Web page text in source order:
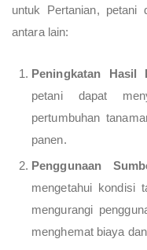
untuk Pertanian, petani
antara lain:
Peningkatan Hasil
petani dapat
pertumbuhan
panen.
Penggunaan
mengetahui kondisi
mengurangi
menghemat biaya